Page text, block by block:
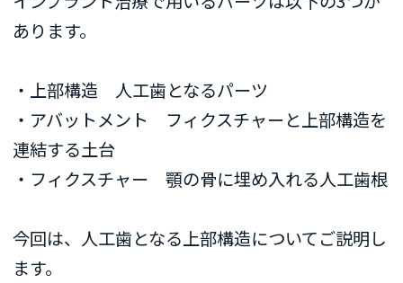
あります。
・上部構造 人工歯となるパーツ
・アバットメント フィクスチャーと上部構造を
連結する土台
・フィクスチャー 顎の骨に埋め入れる人工歯根
今回は、人工歯となる上部構造についてご説明し
ます。